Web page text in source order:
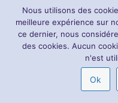
Nous utilisons des
meilleure expérience sur
ce dernier, nous
des cookies. Aucun
n'est
Ok